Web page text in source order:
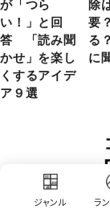
ジャンル ラ
が「つら
い！」と回
答 「読み聞
かせ」を楽し
くするアイデ
ア９選
除
要
る
に